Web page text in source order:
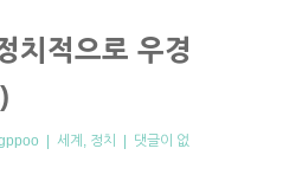
치적으로 우경
| 세계 정치 | 댓글이 없